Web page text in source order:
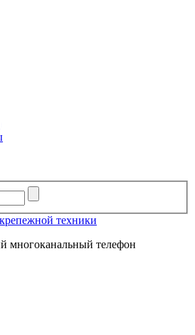
многоканальный телефон